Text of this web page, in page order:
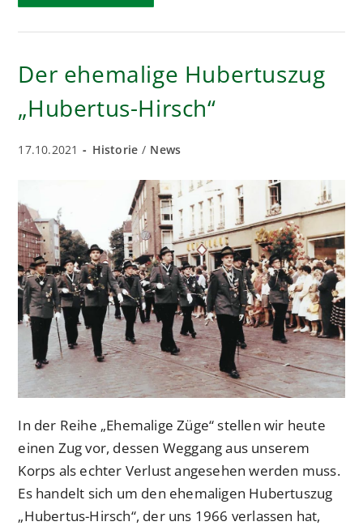
UND
HUBERTUSDORF
Der ehemalige Hubertuszug
„Hubertus-Hirsch“
Beitrag
17.10.2021
Beitrags-
Historie / News
In der Reihe „Ehemalige Züge“ stellen wir heute
einen Zug vor, dessen Weggang aus unserem
Korps als echter Verlust angesehen werden muss.
Es handelt sich um den ehemaligen Hubertuszug
„Hubertus-Hirsch“, der uns 1966 verlassen hat,